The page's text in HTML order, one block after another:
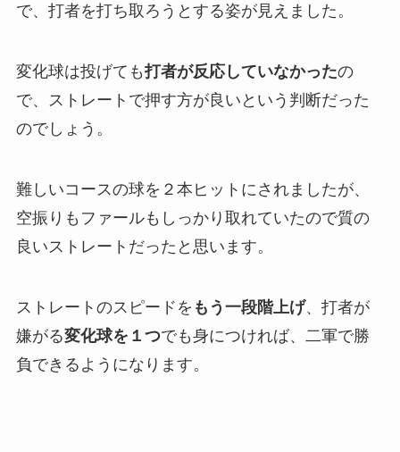
で、打者を打ち取ろうとする姿が見えました。
変化球は投げても打者が反応していなかったの
で、ストレートで押す方が良いという判断だった
のでしょう。
難しいコースの球を２本ヒットにされましたが、
空振りもファールもしっかり取れていたので質の
良いストレートだったと思います。
ストレートのスピードを もう一段階上げ、打者が
嫌がる変化球を１つでも身につければ、二軍で勝
負できるようになります。